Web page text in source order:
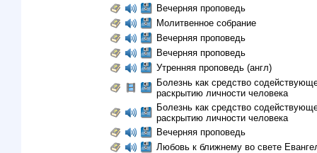
Вечерняя проповедь
Молитвенное собрание
Вечерняя проповедь
Вечерняя проповедь
Утренняя проповедь (англ)
Болезнь как средство
раскрытию личности человека
Болезнь как средство
раскрытию личности человека
Вечерняя проповедь
Любовь к ближнему во свете